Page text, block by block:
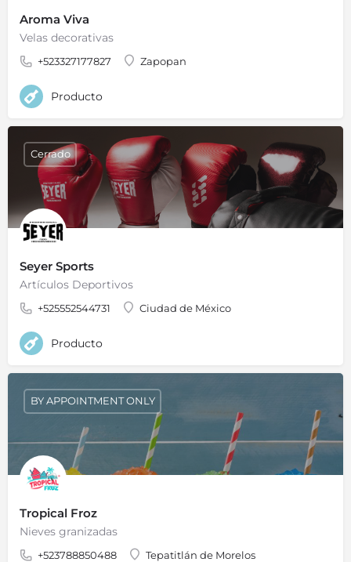
Aroma Viva
Velas decorativas
+523327177827 Zapopan
Producto
Seyer Sports
Artículos Deportivos
+525552544731 Ciudad de México
Cerrado
Producto
Tropical Froz
Nieves granizadas
+523788850488 Tepatitlán de Morelos
BY APPOINTMENT ONLY